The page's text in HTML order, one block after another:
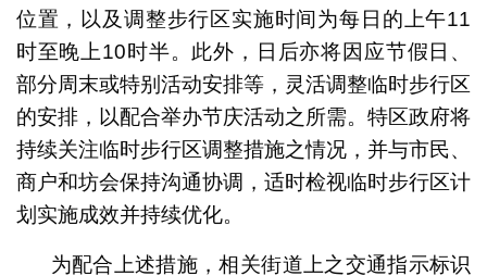
位置，以及调整步行区实施时间为每日的上午11
时至晚上10时半。此外，日后亦将因应节假日、
部分周末或特别活动安排等，灵活调整临时步行区
的安排，以配合举办节庆活动之所需。特区政府将
持续关注临时步行区调整措施之情况，并与市民、
商户和坊会保持沟通协调，适时检视临时步行区计
划实施成效并持续优化。
为配合上述措施，相关街道上之交通指示标识